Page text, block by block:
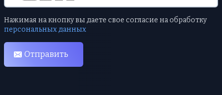
Нажимая на кнопку вы даете свое согласие на обработку
персональных данных
Отправить